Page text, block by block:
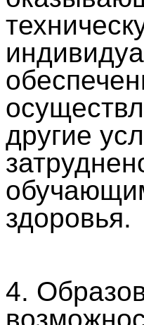
другие
здоровья.
4.